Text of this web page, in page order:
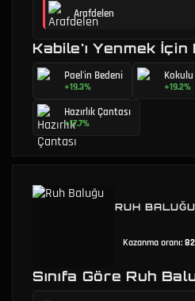
Arafdelen
Kabile'ı Yenmek
Pael'in Bedeni
+19.3% +19.2%
Hazırlık Çantası
+17.7%
RUH BALUĞU
Kazanma oranı:
Sınıfa Göre Ruh